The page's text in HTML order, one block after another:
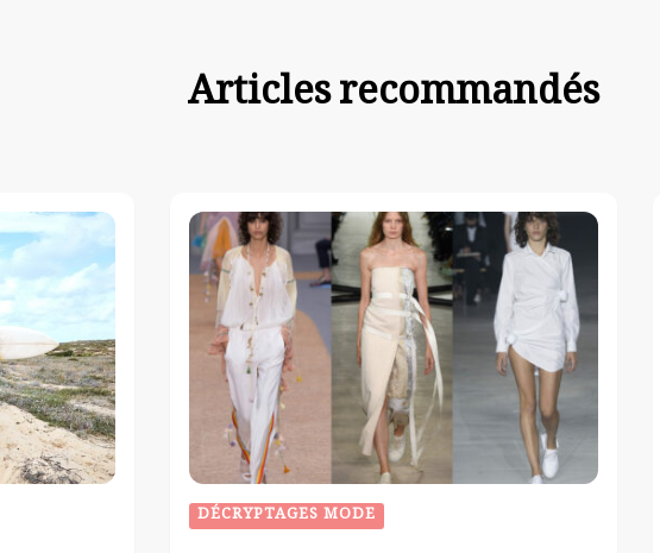
Articles recommandés
DÉCRYPTAGES MODE